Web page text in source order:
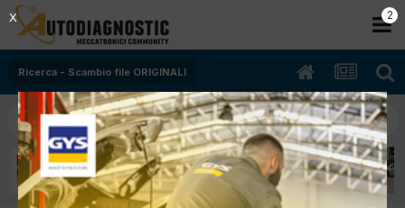
Ricerca - Scambio file ORIGINALI
2
X